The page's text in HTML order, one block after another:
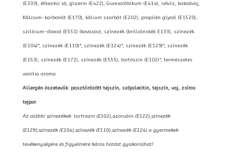
(E330), étkezési só, glicerin (E422), Gumiarábikum (E414), ivóvíz, kakaóvaj,
Kálcium-karbonát (E170), kálium szorbát (E202), propilén glycol (E1520),
szilícium-dioxid (E551) (kovasav), színezék (brilliánskék E133), színezék
(E104)*, színezék (E110)*, színezék (E124)*, színezék (E129)*, színezék
(E153), színezék (E172), színezék (E555), tartrazin (E102)*, természetes
vanília aroma
Allergén öszetevők: pasztőrözött tejszín, szójalecitin, tejszín, vaj, zsíros
tejpor
Az alábbi színezékek: tartrazin (E102),azorubin (E122),színezék
(E129),színezék (E104),színezék (E110),színezék (E124) a gyermekek
tevékenységére és figyelmére káros hatást gyakorolhat!